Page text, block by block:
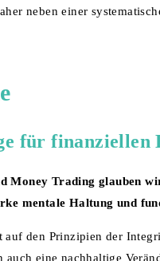
neben einer
für finanziellen
Money Trading glauben
mentale Haltung und
auf den Prinzipien der
auch eine nachhaltige